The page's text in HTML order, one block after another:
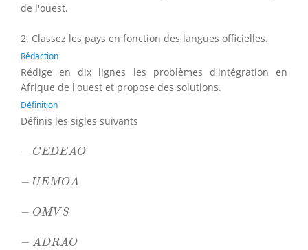
de l'ouest.
2. Classez les pays en fonction des langues officielles.
Rédaction
Rédige en dix lignes les problèmes d'intégration en
Afrique de l'ouest et propose des solutions.
Définition
Définis les sigles suivants
− CEDEAO
CEDEAO
− UEMOA
UEMOA
− OMV S
OMVS
− ADRAO
ADRA O